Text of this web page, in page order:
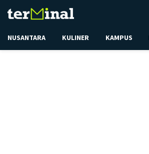
NUSANTARA KULINER KAMPUS